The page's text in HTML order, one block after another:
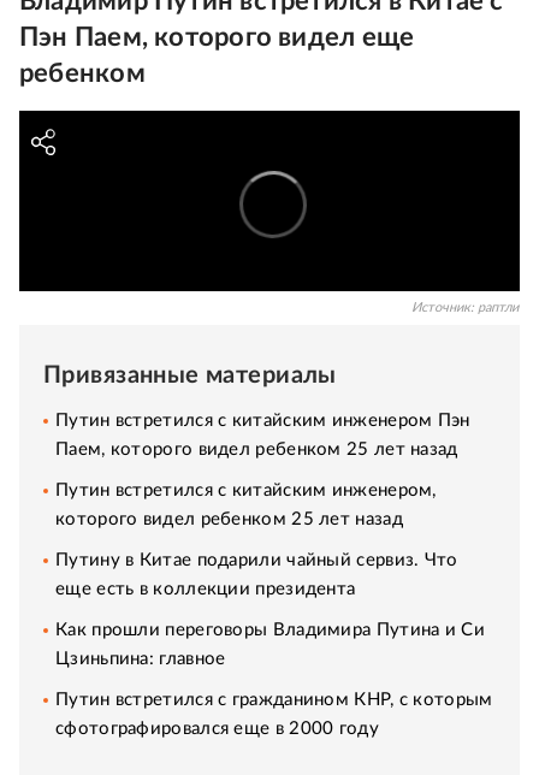
Пэн Паем, которого видел еще
ребенком
Источник: раптли
Привязанные материалы
Путин встретился с китайским инженером Пэн
Паем, которого видел ребенком 25 лет назад
Путин встретился с китайским инженером,
которого видел ребенком 25 лет назад
Путину в Китае подарили чайный сервиз. Что
еще есть в коллекции президента
Как прошли переговоры Владимира Путина и Си
Цзиньпина: главное
Путин встретился с гражданином КНР, с которым
сфотографировался еще в 2000 году